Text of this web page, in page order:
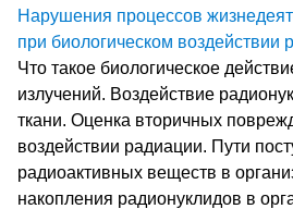
Нарушения процессов
при биологическом воздействии
Что такое биологическое
излучений. Воздействие
ткани. Оценка вторичных
воздействии радиации. Пути
радиоактивных веществ в
накопления радионуклидов в